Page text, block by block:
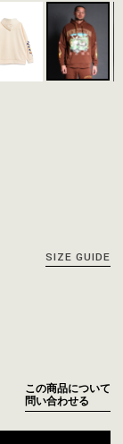
SIZE GUIDE
この商品について
問い合わせる